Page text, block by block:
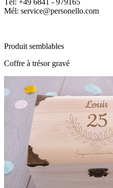
Mél: service@personello.com
Produit semblables
Coffre à trésor gravé